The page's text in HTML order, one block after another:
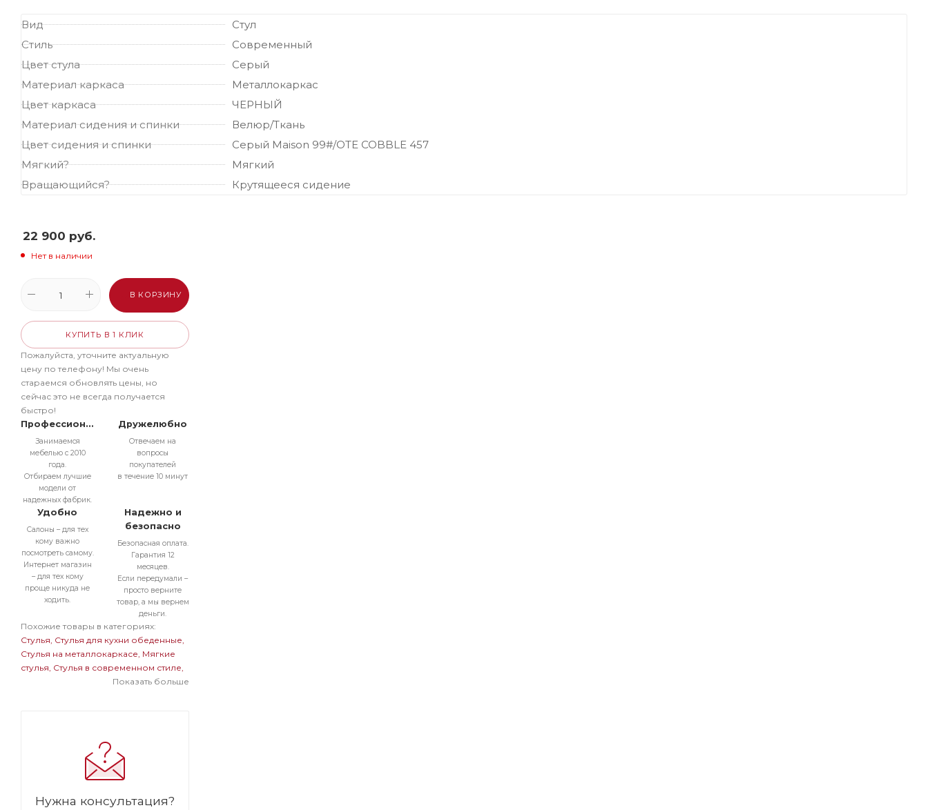
Вид
Стул
Стиль
Современный
Цвет стула
Серый
Материал каркаса
Металлокаркас
Цвет каркаса
ЧЕРНЫЙ
Материал сидения и спинки
Велюр/Ткань
Цвет сидения и спинки
Серый Maison 99#/OTE COBBLE 457
Мягкий?
Мягкий
Вращающийся?
Крутящееся сидение
22 900 руб.
Нет в наличии
В КОРЗИНУ
КУПИТЬ В 1 КЛИК
Пожалуйста, уточните актуальную
цену по телефону! Мы очень
стараемся обновлять цены, но
сейчас это не всегда получается
быстро!
Профессионально
Занимаемся
мебелью с 2010
года.
Отбираем лучшие
модели от
надежных фабрик.
Дружелюбно
Отвечаем на
вопросы
покупателей
в течение 10 минут
Удобно
Салоны – для тех
кому важно
посмотреть самому.
Интернет магазин
– для тех кому
проще никуда не
ходить.
Надежно и
безопасно
Безопасная оплата.
Гарантия 12
месяцев.
Если передумали –
просто верните
товар, а мы вернем
деньги.
Похожие товары в категориях:
Стулья Стулья для кухни обеденные
Стулья на металлокаркасе Мягкие
стулья Стулья в современном стиле
Стулья бархатные с обивкой из
обивкой из велюра на
металлокаркасе Мягкие темные
Мягкие стулья велюровые
стулья
Показать больше
Нужна консультация?